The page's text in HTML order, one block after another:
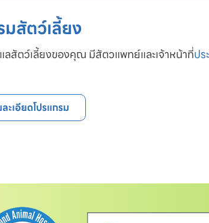
มสัตว์เลี้ยง
ลสัตว์เลี้ยงของคุณ มีสัตวแพทย์และเจ้าหน้าที่ปร
ะเอียดโปรแกรม